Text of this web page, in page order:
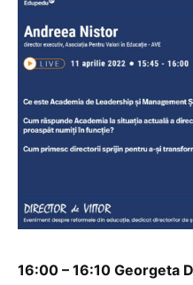
16:00 – 16:10 Georgeta